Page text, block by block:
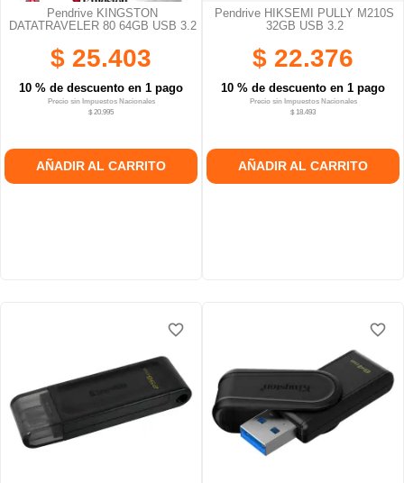
Pendrive KINGSTON
DATATRAVELER 80 64GB USB 3.2
$ 25.403
10 % de descuento en 1 pago
Precio sin Impuestos Nacionales
$ 20.995
AÑADIR AL CARRITO
Pendrive HIKSEMI PULLY M210S
32GB USB 3.2
$ 22.376
10 % de descuento en 1 pago
Precio sin Impuestos Nacionales
$ 18.493
AÑADIR AL CARRITO
favorite_border
favorite_border favorite_border
favorite_border